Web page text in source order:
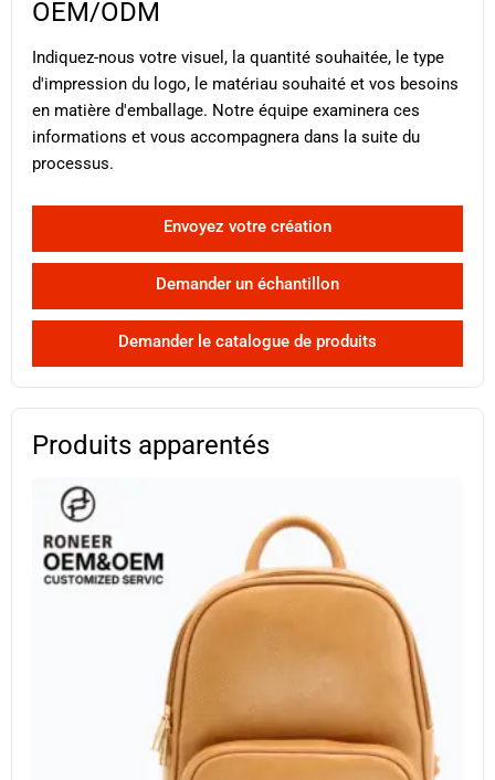
OEM/ODM
Indiquez-nous votre visuel, la quantité souhaitée, le type
d'impression du logo, le matériau souhaité et vos besoins
en matière d'emballage. Notre équipe examinera ces
informations et vous accompagnera dans la suite du
processus.
Envoyez votre création
Demander un échantillon
Demander le catalogue de produits
Produits apparentés